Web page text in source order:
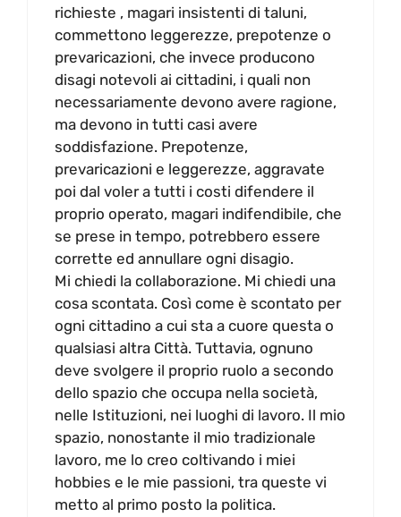
richieste , magari insistenti di taluni,
commettono leggerezze, prepotenze o
prevaricazioni, che invece producono
disagi notevoli ai cittadini, i quali non
necessariamente devono avere ragione,
ma devono in tutti casi avere
soddisfazione. Prepotenze,
prevaricazioni e leggerezze, aggravate
poi dal voler a tutti i costi difendere il
proprio operato, magari indifendibile, che
se prese in tempo, potrebbero essere
corrette ed annullare ogni disagio.
Mi chiedi la collaborazione. Mi chiedi una
cosa scontata. Così come è scontato per
ogni cittadino a cui sta a cuore questa o
qualsiasi altra Città. Tuttavia, ognuno
deve svolgere il proprio ruolo a secondo
dello spazio che occupa nella società,
nelle Istituzioni, nei luoghi di lavoro. Il mio
spazio, nonostante il mio tradizionale
lavoro, me lo creo coltivando i miei
hobbies e le mie passioni, tra queste vi
metto al primo posto la politica.